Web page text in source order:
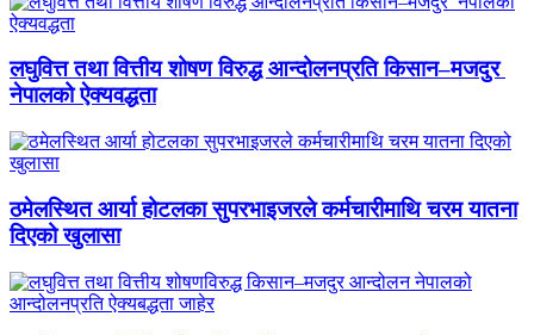
लघुवित्त तथा वित्तीय शोषण विरुद्ध आन्दोलनप्रति किसान–मजदुर
नेपालको ऐक्यवद्धता
ठमेलस्थित आर्या होटलका सुपरभाइजरले कर्मचारीमाथि चरम यातना
दिएको खुलासा